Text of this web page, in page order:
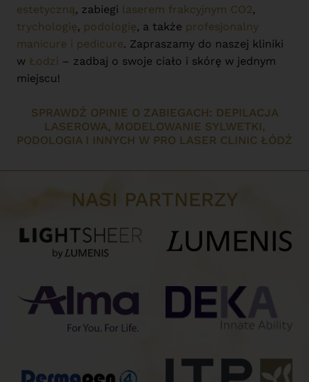
estetyczną, zabiegi laserem frakcyjnym CO2,
trychologię, podologię, a także profesjonalny
manicure i pedicure. Zapraszamy do naszej kliniki
w Łodzi – zadbaj o swoje ciało i skórę w jednym
miejscu!
SPRAWDŹ OPINIE O ZABIEGACH: DEPILACJA
LASEROWA, MODELOWANIE SYLWETKI,
PODOLOGIA I INNYCH W PRO LASER CLINIC ŁÓDŹ
NASI PARTNERZY